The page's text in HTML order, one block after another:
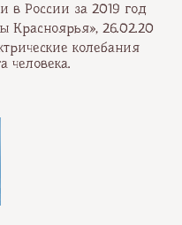
в России за 2019 год
Красноярья», 26.02.20
колебания
человека.